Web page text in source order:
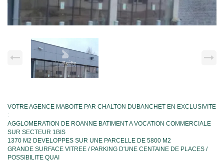
VOTRE AGENCE MABOITE PAR CHALTON DUBANCHET EN EXCLUSIVITE
:
AGGLOMERATION DE ROANNE BATIMENT A VOCATION COMMERCIALE
SUR SECTEUR 1BIS
1370 M2 DEVELOPPES SUR UNE PARCELLE DE 5800 M2
GRANDE SURFACE VITREE / PARKING D'UNE CENTAINE DE PLACES /
POSSIBILITE QUAI